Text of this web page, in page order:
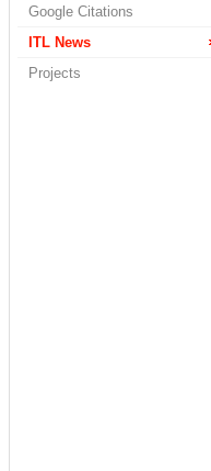
Google Citations
ITL News
Projects